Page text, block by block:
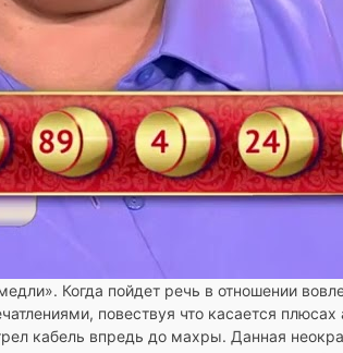
Когда пойдет речь в отношении
повествуя что касается
кабель впредь до махры. Данная